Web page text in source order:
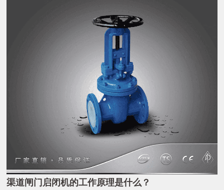
渠道闸门启闭机的工作原理是什么？